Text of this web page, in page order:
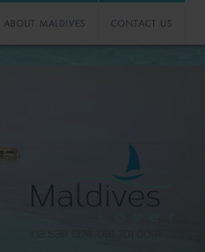
ABOUT MALDIVES CONTACT US